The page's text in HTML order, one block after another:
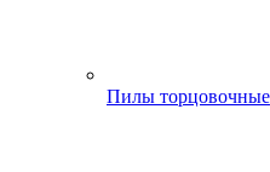
Пилы торцовочные